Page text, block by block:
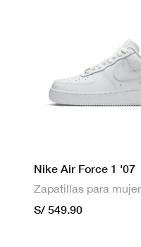
Nike Air Force 1 '07
Zapatillas para mujer
S/ 549.90